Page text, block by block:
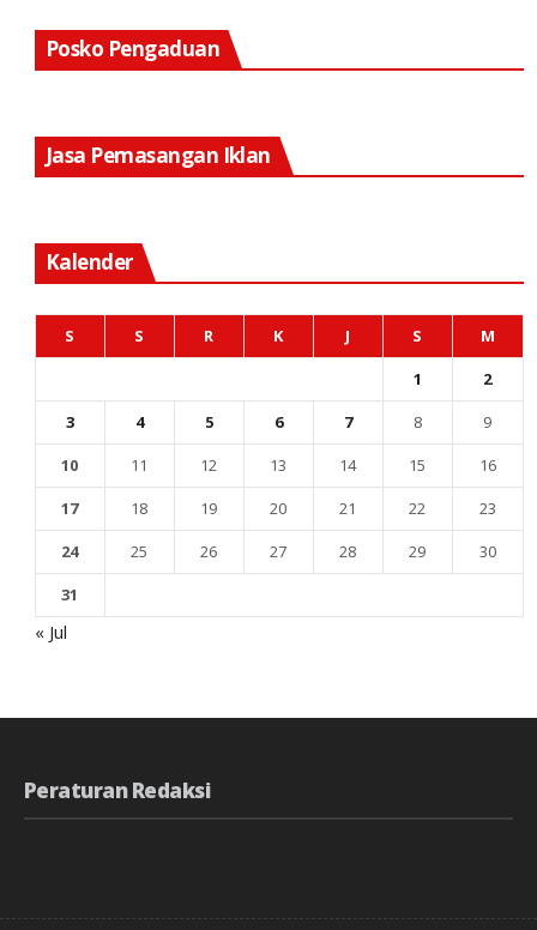
Posko Pengaduan
Jasa Pemasangan Iklan
Kalender
S S R K J S
M
1
2
3
4 5 6 7 8
9
10
11 12 13 14 15
16
17
18 19 20 21 22
23
24
25 26 27 28 29
30
31
« Jul
Peraturan Redaksi